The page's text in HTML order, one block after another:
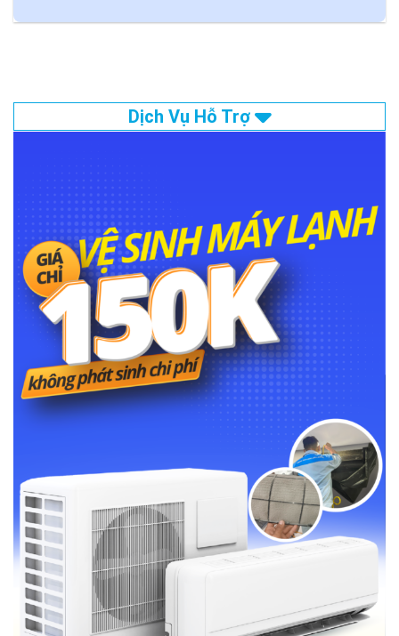
Dịch Vụ Hỗ Trợ